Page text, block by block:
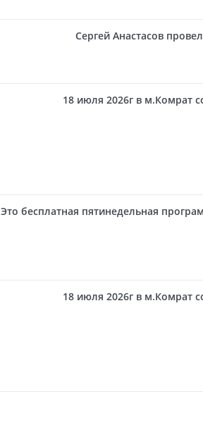
Сергей Анастасов
18 июля 2026г в м.Комрат
Это бесплатная пятинедельная
18 июля 2026г в м.Комрат